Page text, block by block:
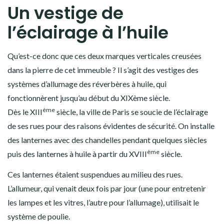
Un vestige de
l’éclairage à l’huile
Qu’est-ce donc que ces deux marques verticales creusées
dans la pierre de cet immeuble ? Il s’agit des vestiges des
systèmes d’allumage des réverbères à huile, qui
fonctionnèrent jusqu’au début du XIXème siècle.
Dès le XIIIème siècle, la ville de Paris se soucie de l’éclairage
de ses rues pour des raisons évidentes de sécurité. On installe
des lanternes avec des chandelles pendant quelques siècles
puis des lanternes à huile à partir du XVIIIème siècle.
Ces lanternes étaient suspendues au milieu des rues.
L’allumeur, qui venait deux fois par jour (une pour entretenir
les lampes et les vitres, l’autre pour l’allumage), utilisait le
système de poulie.